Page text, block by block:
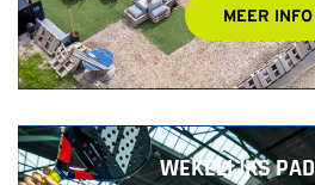
MEER INFO
WEKELIJKS